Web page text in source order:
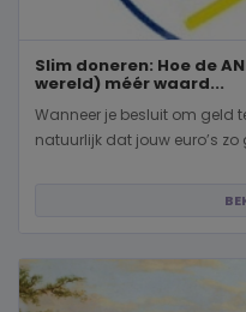
Slim doneren: Hoe de
wereld) méér waard...
Wanneer je besluit om geld
natuurlijk dat jouw euro’s